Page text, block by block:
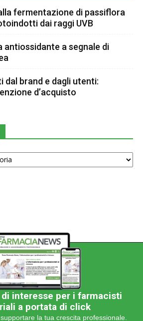
fermentazione di passiflora
dai raggi UVB
antiossidante a segnale di
dal brand e dagli utenti:
d’acquisto
interesse per i farmacisti
a portata di click
la tua crescita professionale.